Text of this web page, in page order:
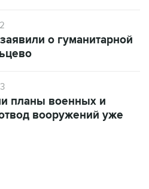
о гуманитарной
планы военных и
вооружений уже